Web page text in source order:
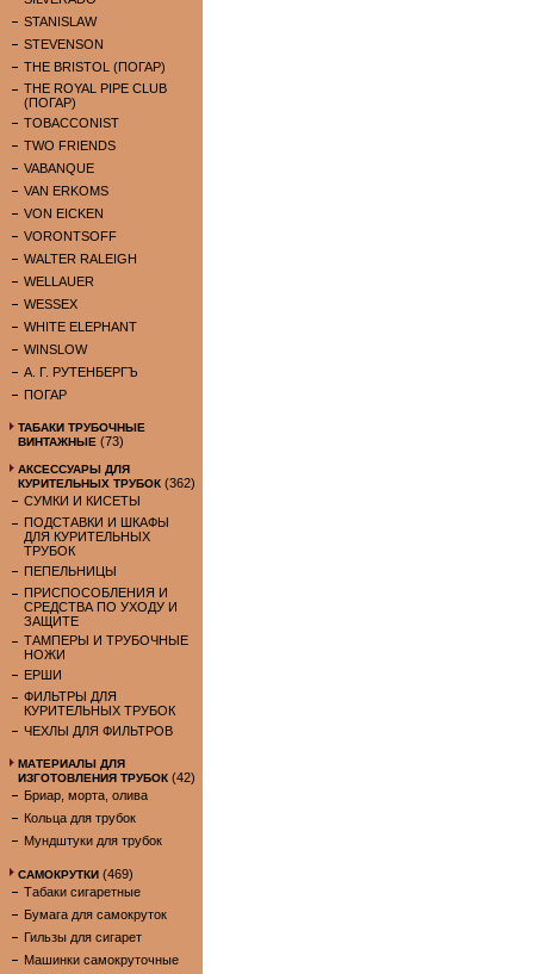
STANISLAW
STEVENSON
THE BRISTOL (ПОГАР)
THE ROYAL PIPE CLUB
(ПОГАР)
TOBACCONIST
TWO FRIENDS
VABANQUE
VAN ERKOMS
VON EICKEN
VORONTSOFF
WALTER RALEIGH
WELLAUER
WESSEX
WHITE ELEPHANT
WINSLOW
А. Г. РУТЕНБЕРГЪ
ПОГАР
ТАБАКИ ТРУБОЧНЫЕ
ВИНТАЖНЫЕ (73)
АКСЕССУАРЫ ДЛЯ
КУРИТЕЛЬНЫХ ТРУБОК (362)
СУМКИ И КИСЕТЫ
ПОДСТАВКИ И ШКАФЫ
ДЛЯ КУРИТЕЛЬНЫХ
ТРУБОК
ПЕПЕЛЬНИЦЫ
ПРИСПОСОБЛЕНИЯ И
СРЕДСТВА ПО УХОДУ И
ЗАЩИТЕ
ТАМПЕРЫ И ТРУБОЧНЫЕ
НОЖИ
ЕРШИ
ФИЛЬТРЫ ДЛЯ
КУРИТЕЛЬНЫХ ТРУБОК
ЧЕХЛЫ ДЛЯ ФИЛЬТРОВ
МАТЕРИАЛЫ ДЛЯ
ИЗГОТОВЛЕНИЯ ТРУБОК (42)
Бриар, морта, олива
Кольца для трубок
Мундштуки для трубок
САМОКРУТКИ (469)
Табаки сигаретные
Бумага для самокруток
Гильзы для сигарет
Машинки самокруточные